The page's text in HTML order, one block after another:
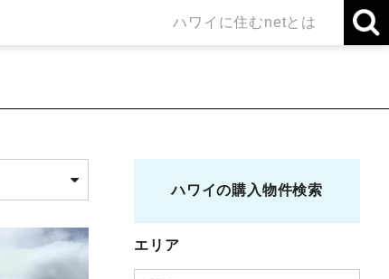
ハワイに住むnetとは
ハワイの購入物件検索
エリア